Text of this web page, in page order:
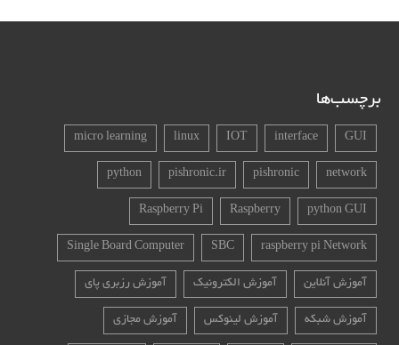
برچسب‌ها
GUI
interface
IOT
linux
micro learning
network
pishronic
pishronic.ir
python
python GUI
Raspberry
Raspberry Pi
raspberry pi Network
SBC
Single Board Computer
آموزش آنلاین آموزش الکترونیک آموزش رزبری پای
آموزش شبکه آموزش لینوکس آموزش مجازی